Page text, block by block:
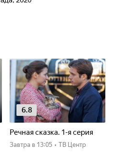
6.8
Речная сказка. 1-я серия
Завтра в 13:05 • ТВ Центр